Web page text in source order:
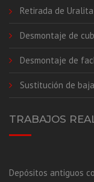
Retirada de
Desmontaje de
Desmontaje de
Sustitución de
TRABAJOS
Depósitos antiguos